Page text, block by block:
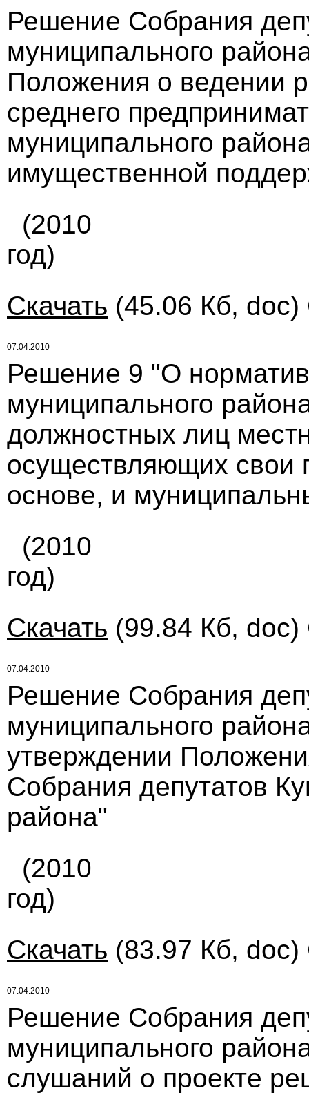
Решение Собрания
муниципального
Положения о ведении
среднего
муниципального
имущественной
(2010
год)
Скачать (45.06 Кб, doc)
07.04.2010
Решение 9 "О
муниципального
должностных лиц
осуществляющих свои
основе, и
(2010
год)
Скачать (99.84 Кб, doc)
07.04.2010
Решение Собрания
муниципального
утверждении
Собрания депутатов
района"
(2010
год)
Скачать (83.97 Кб, doc)
07.04.2010
Решение Собрания
муниципального
слушаний о проекте